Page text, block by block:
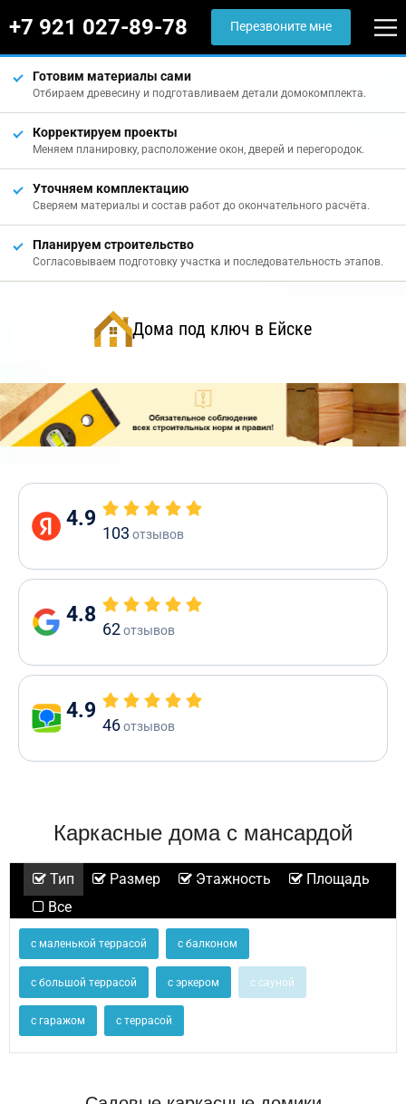
+7 921 027-89-78 Перезвоните мне
Готовим материалы сами
Отбираем древесину и подготавливаем детали домокомплекта.
Корректируем проекты
Меняем планировку, расположение окон, дверей и перегородок.
Уточняем комплектацию
Сверяем материалы и состав работ до окончательного расчёта.
Планируем строительство
Согласовываем подготовку участка и последовательность этапов.
Дома под ключ в Ейске
4.9
103 отзывов
4.8
62отзывов
4.9
46отзывов
Каркасные дома с мансардой
Тип Размер Этажность
Площадь
Все
с маленькой террасой с балконом
с большой террасой с эркером с сауной
с гаражом с террасой